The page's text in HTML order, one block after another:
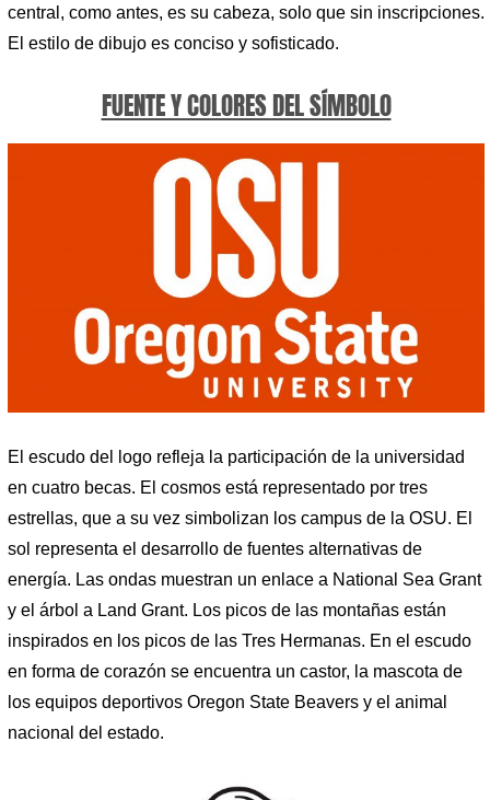
central, como antes, es su cabeza, solo que sin inscripciones.
El estilo de dibujo es conciso y sofisticado.
FUENTE Y COLORES DEL SÍMBOLO
El escudo del logo refleja la participación de la universidad
en cuatro becas. El cosmos está representado por tres
estrellas, que a su vez simbolizan los campus de la OSU. El
sol representa el desarrollo de fuentes alternativas de
energía. Las ondas muestran un enlace a National Sea Grant
y el árbol a Land Grant. Los picos de las montañas están
inspirados en los picos de las Tres Hermanas. En el escudo
en forma de corazón se encuentra un castor, la mascota de
los equipos deportivos Oregon State Beavers y el animal
nacional del estado.